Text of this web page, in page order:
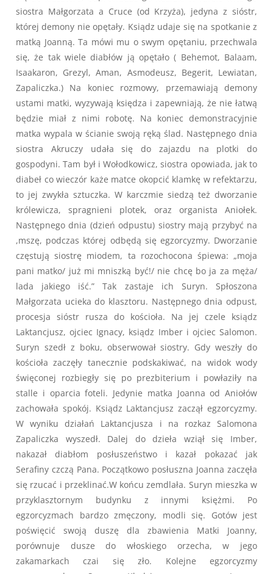
siostra Małgorzata a Cruce (od Krzyża), jedyna z sióstr,
której demony nie opętały. Ksiądz udaje się na spotkanie z
matką Joanną. Ta mówi mu o swym opętaniu, przechwala
się, że tak wiele diabłów ją opętało ( Behemot, Balaam,
Isaakaron, Grezyl, Aman, Asmodeusz, Begerit, Lewiatan,
Zapaliczka.) Na koniec rozmowy, przemawiają demony
ustami matki, wyzywają księdza i zapewniają, że nie łatwą
będzie miał z nimi robotę. Na koniec demonstracyjnie
matka wypala w ścianie swoją ręką ślad. Następnego dnia
siostra Akruczy udała się do zajazdu na plotki do
gospodyni. Tam był i Wołodkowicz, siostra opowiada, jak to
diabeł co wieczór każe matce okopcić klamkę w refektarzu,
to jej zwykła sztuczka. W karczmie siedzą też dworzanie
królewicza, spragnieni plotek, oraz organista Aniołek.
Następnego dnia (dzień odpustu) siostry mają przybyć na
,mszę, podczas której odbędą się egzorcyzmy. Dworzanie
częstują siostrę miodem, ta rozochocona śpiewa: „moja
pani matko/ już mi mniszką być!/ nie chcę bo ja za męża/
lada jakiego iść.” Tak zastaje ich Suryn. Spłoszona
Małgorzata ucieka do klasztoru. Następnego dnia odpust,
procesja sióstr rusza do kościoła. Na jej czele ksiądz
Laktancjusz, ojciec Ignacy, ksiądz Imber i ojciec Salomon.
Suryn szedł z boku, obserwował siostry. Gdy weszły do
kościoła zaczęły tanecznie podskakiwać, na widok wody
święconej rozbiegły się po prezbiterium i powłaziły na
stalle i oparcia foteli. Jedynie matka Joanna od Aniołów
zachowała spokój. Ksiądz Laktancjusz zaczął egzorcyzmy.
W wyniku działań Laktancjusza i na rozkaz Salomona
Zapaliczka wyszedł. Dalej do dzieła wziął się Imber,
nakazał diabłom posłuszeństwo i kazał pokazać jak
Serafiny czczą Pana. Początkowo posłuszna Joanna zaczęła
się rzucać i przeklinać.W końcu zemdlała. Suryn mieszka w
przyklasztornym budynku z innymi księżmi. Po
egzorcyzmach bardzo zmęczony, modli się. Gotów jest
poświęcić swoją duszę dla zbawienia Matki Joanny,
porównuje dusze do włoskiego orzecha, w jego
zakamarkach czai się zło. Kolejne egzorcyzmy